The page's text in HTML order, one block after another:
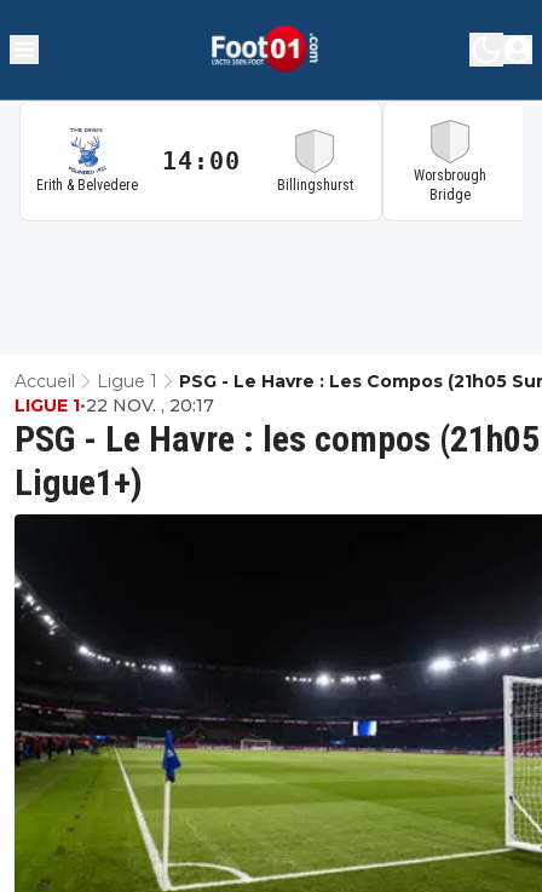
Erith & Belvedere
14:00
Billingshurst
Worsbrough
Bridge
Accueil Ligue 1
PSG - Le Havre : Les Compos (21h05 Sur
Ligue1+)
PSG - Le Havre : les compos
Ligue1+)
LIGUE 1•22 NOV. , 20:17